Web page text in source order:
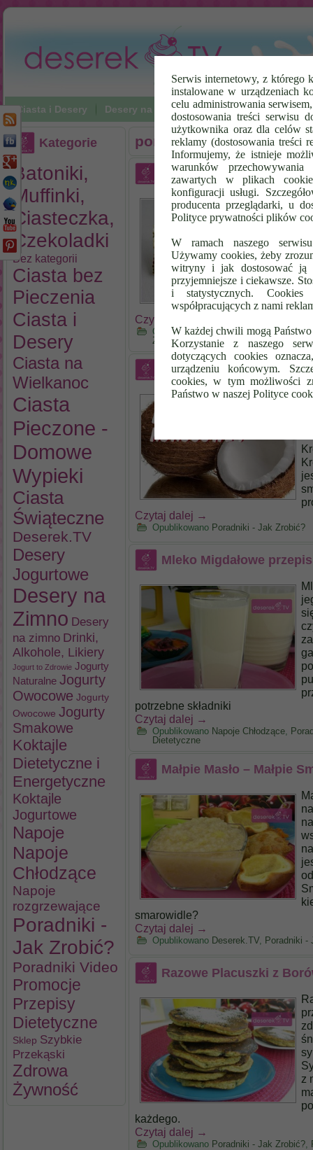
Serwis internetowy, z którego
instalowane w urządzeniach
celu administrowania
dostosowania treści serwisu
użytkownika oraz dla celów
reklamy (dostosowania treści
Informujemy, że istnieje
warunków
zawartych w plikach
konfiguracji usługi.
producenta przeglądarki, u
Polityce prywatności plików
W ramach naszego
Używamy cookies, żeby
witryny i jak dostosować ją
przyjemniejsze i ciekawsze.
i statystycznych.
współpracujących z nami
W każdej chwili mogą
Korzystanie z naszego
dotyczących cookies
urządzeniu końcowym.
cookies, w tym możliwości
Państwo w naszej Polityce
Ciasta i Desery Desery na zimno Napoje Poradniki
Kategorie
Batoniki,
Muffinki,
Ciasteczka,
Czekoladki
Bez kategorii
Ciasta bez
Pieczenia
Ciasta i
Desery
Ciasta na
Wielkanoc
Ciasta
Pieczone -
Domowe
Wypieki
Ciasta
Świąteczne
Deserek.TV
Desery
Jogurtowe
Desery na
Zimno Desery
na zimno Drinki,
Alkohole, Likiery
Jogurt to Zdrowie Jogurty
Naturalne Jogurty
Owocowe Jogurty
Owocowe Jogurty
Smakowe
Koktajle
Dietetyczne i
Energetyczne
Koktajle
Jogurtowe
Napoje
Napoje
Chłodzące
Napoje
rozgrzewające
Poradniki -
Jak Zrobić?
Poradniki Video
Promocje
Przepisy
Dietetyczne
Sklep Szybkie
Przekąski
Zdrowa
Żywność
poradniki
Jak zrobić Batoniki
Czytaj dalej
Opublikowano Batoniki, Muffinki,
Zrobić?
Masło Kokosowe
Czytaj dalej →
Opublikowano Poradniki - Jak Zrobić?
Mleko Migdałowe przepis
potrzebne składniki
Czytaj dalej →
Opublikowano Napoje Chłodzące,
Dietetyczne
Małpie Masło – Małpie
smarowidle?
Czytaj dalej →
Opublikowano Deserek.TV, Poradniki -
Razowe Placuszki z
z
każdego.
Czytaj dalej →
Opublikowano Poradniki - Jak Zrobić?,